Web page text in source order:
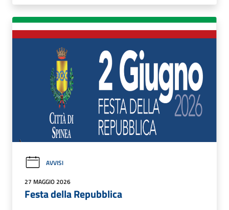
AVVISI
27 MAGGIO 2026
Festa della Repubblica